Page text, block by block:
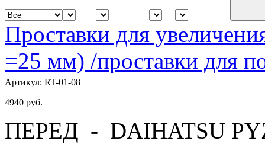
Проставки для
=25 мм) /проставки для
Артикул: RT-01-08
4940 руб.
ПЕРЕД - DAIHATSU